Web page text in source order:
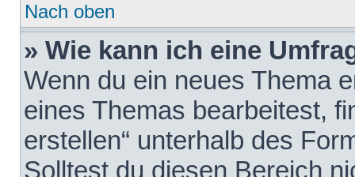
Nach oben
» Wie kann ich eine
Wenn du ein neues Thema
eines Themas bearbeitest,
erstellen“ unterhalb des
Solltest du diesen Bereich